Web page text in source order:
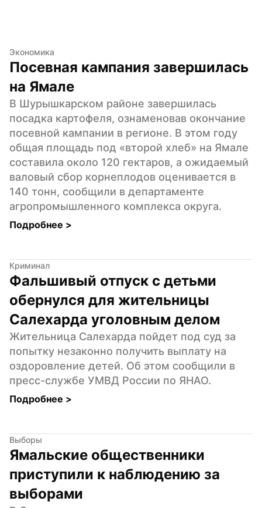
Экономика
Посевная кампания завершилась
на Ямале
В Шурышкарском районе завершилась
посадка картофеля, ознаменовав окончание
посевной кампании в регионе. В этом году
общая площадь под «второй хлеб» на Ямале
составила около 120 гектаров, а ожидаемый
валовый сбор корнеплодов оценивается в
140 тонн, сообщили в департаменте
агропромышленного комплекса округа.
Подробнее >
Криминал
Фальшивый отпуск с детьми
обернулся для жительницы
Салехарда уголовным делом
Жительница Салехарда пойдет под суд за
попытку незаконно получить выплату на
оздоровление детей. Об этом сообщили в
пресс-службе УМВД России по ЯНАО.
Подробнее >
Выборы
Ямальские общественники
приступили к наблюдению за
выборами